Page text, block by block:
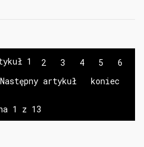
1 2 3 4 5
6
Następny artykuł koniec
1 z 13